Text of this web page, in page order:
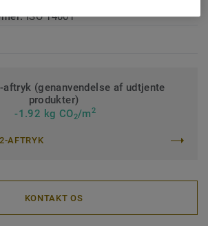
ISO 14001
aftryk (genanvendelse af udtjente
produkter)
-1.92 kg CO2/m2
AFTRYK
KONTAKT OS